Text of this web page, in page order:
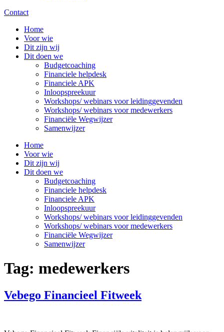
Contact
Home
Voor wie
Dit zijn wij
Dit doen we
Budgetcoaching
Financiele helpdesk
Financiele APK
Inloopspreekuur
Workshops/ webinars voor leidinggevenden
Workshops/ webinars voor medewerkers
Financiële Wegwijzer
Samenwijzer
Home
Voor wie
Dit zijn wij
Dit doen we
Budgetcoaching
Financiele helpdesk
Financiele APK
Inloopspreekuur
Workshops/ webinars voor leidinggevenden
Workshops/ webinars voor medewerkers
Financiële Wegwijzer
Samenwijzer
Tag: medewerkers
Vebego Financieel Fitweek